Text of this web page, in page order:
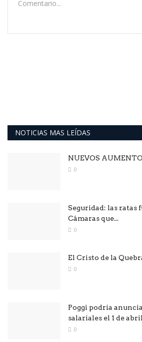
NOTICIAS MAS LEÍDAS
NUEVOS
0
Seguridad: las ratas
Cámaras que...
0
El Cristo de la
0
Poggi podría
salariales el 1 de
0